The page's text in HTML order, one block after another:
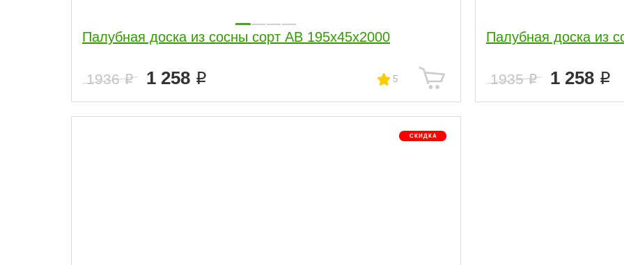
Палубная доска из сосны сорт AB 195x45x2000
1936 1 258 5
Палубная доска из
1935 1 258